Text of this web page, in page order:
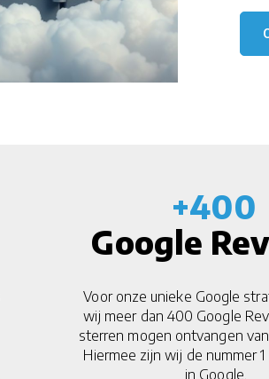
+400
Google
Voor onze unieke Google
wij meer dan 400 Google
sterren mogen ontvangen
Hiermee zijn wij de nummer
in Google.